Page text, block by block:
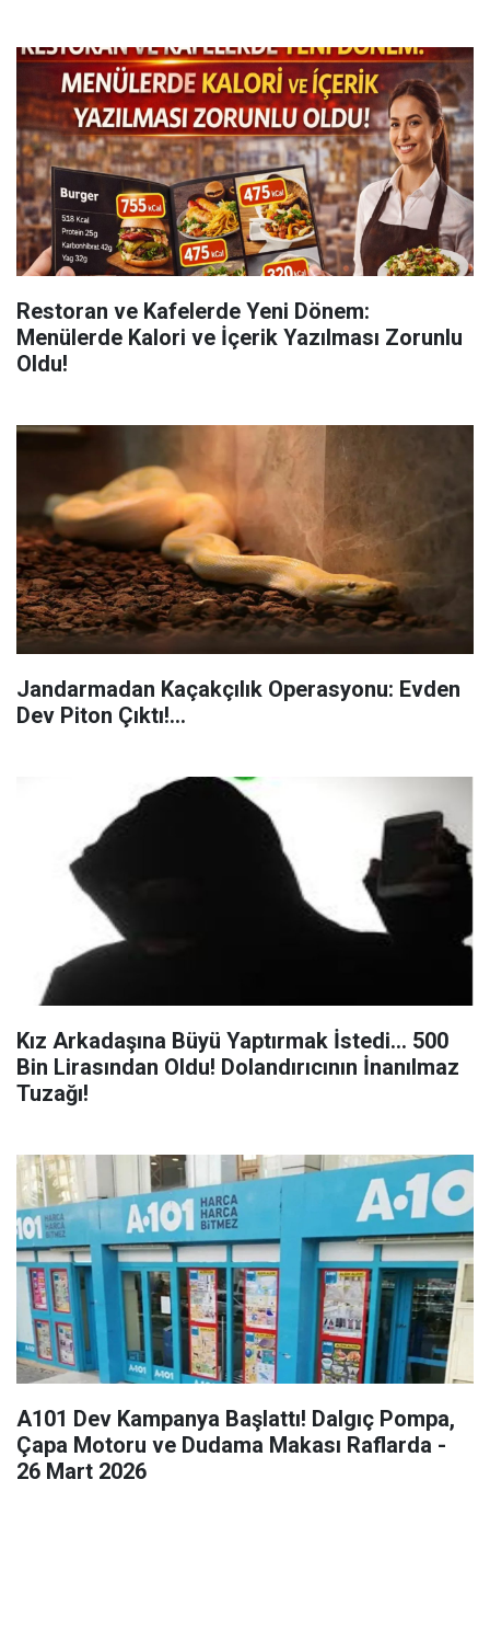
Restoran ve Kafelerde Yeni Dönem:
Menülerde Kalori ve İçerik Yazılması Zorunlu
Oldu!
Jandarmadan Kaçakçılık Operasyonu: Evden
Dev Piton Çıktı!...
Kız Arkadaşına Büyü Yaptırmak İstedi... 500
Bin Lirasından Oldu! Dolandırıcının İnanılmaz
Tuzağı!
A101 Dev Kampanya Başlattı! Dalgıç Pompa,
Çapa Motoru ve Dudama Makası Raflarda -
26 Mart 2026